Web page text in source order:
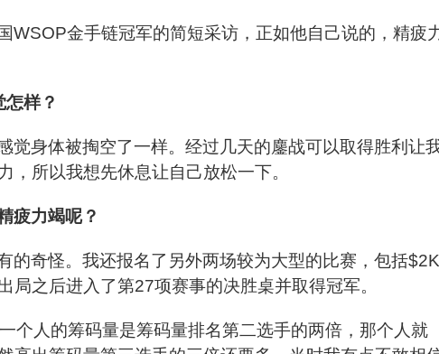
WSOP金手链冠军的简短采访，正如他自己说的，精疲
样？
觉身体被掏空了一样。经过几天的鏖战可以取得胜利让
，所以我想先休息让自己放松一下。
疲力竭呢？
的奇怪。我还报名了另外两场较为大型的比赛，包括$2K
局之后进入了第27项赛事的决胜桌并取得冠军。
个人的筹码量是筹码量排名第二选手的两倍，那个人就